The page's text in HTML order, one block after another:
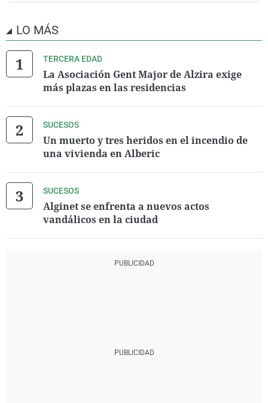
LO MÁS
TERCERA EDAD
La Asociación Gent Major de Alzira exige
más plazas en las residencias
SUCESOS
Un muerto y tres heridos en el incendio de
una vivienda en Alberic
SUCESOS
Alginet se enfrenta a nuevos actos
vandálicos en la ciudad